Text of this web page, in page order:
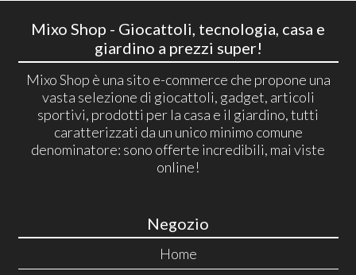
Mixo Shop - Giocattoli, tecnologia, casa e
giardino a prezzi super!
Mixo Shop è una sito e-commerce che propone una
vasta selezione di giocattoli, gadget, articoli
sportivi, prodotti per la casa e il giardino, tutti
caratterizzati da un unico minimo comune
denominatore: sono offerte incredibili, mai viste
online!
Negozio
Home